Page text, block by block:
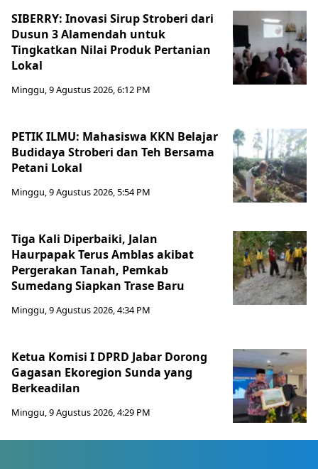
SIBERRY: Inovasi Sirup Stroberi dari
Dusun 3 Alamendah untuk
Tingkatkan Nilai Produk Pertanian
Lokal
Minggu, 9 Agustus 2026, 6:12 PM
PETIK ILMU: Mahasiswa KKN Belajar
Budidaya Stroberi dan Teh Bersama
Petani Lokal
Minggu, 9 Agustus 2026, 5:54 PM
Tiga Kali Diperbaiki, Jalan
Haurpapak Terus Amblas akibat
Pergerakan Tanah, Pemkab
Sumedang Siapkan Trase Baru
Minggu, 9 Agustus 2026, 4:34 PM
Ketua Komisi I DPRD Jabar Dorong
Gagasan Ekoregion Sunda yang
Berkeadilan
Minggu, 9 Agustus 2026, 4:29 PM